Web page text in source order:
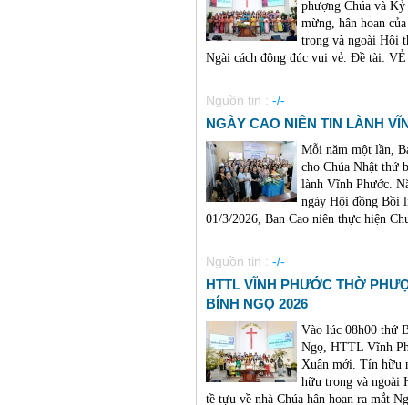
phượng Chúa và
mừng, hân hoan
trong và ngoài Hội
Ngài cách đông đúc vui vẻ. Đề tài:
Nguồn tin : -/-
NGÀY CAO NIÊN TIN LÀNH
Mỗi năm một lần,
cho Chúa Nhật thứ
lành Vĩnh Phước.
ngày Hội đồng Bồi
01/3/2026, Ban Cao niên thực hiện
Nguồn tin : -/-
HTTL VĨNH PHƯỚC THỜ
BÍNH NGỌ 2026
Vào lúc 08h00 thứ
Ngọ, HTTL Vĩnh
Xuân mới. Tín hữu
hữu trong và ngoài
tề tựu về nhà Chúa hân hoan ra mắt